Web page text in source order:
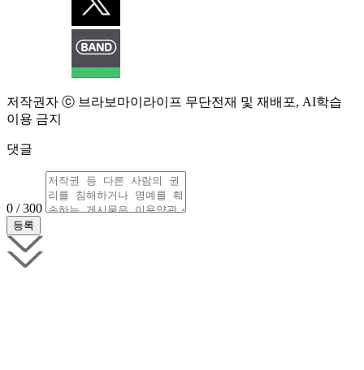
저작권자 ⓒ 브라보마이라이프 무단전재 및 재배포, AI학습
이용 금지
댓글
0 / 300